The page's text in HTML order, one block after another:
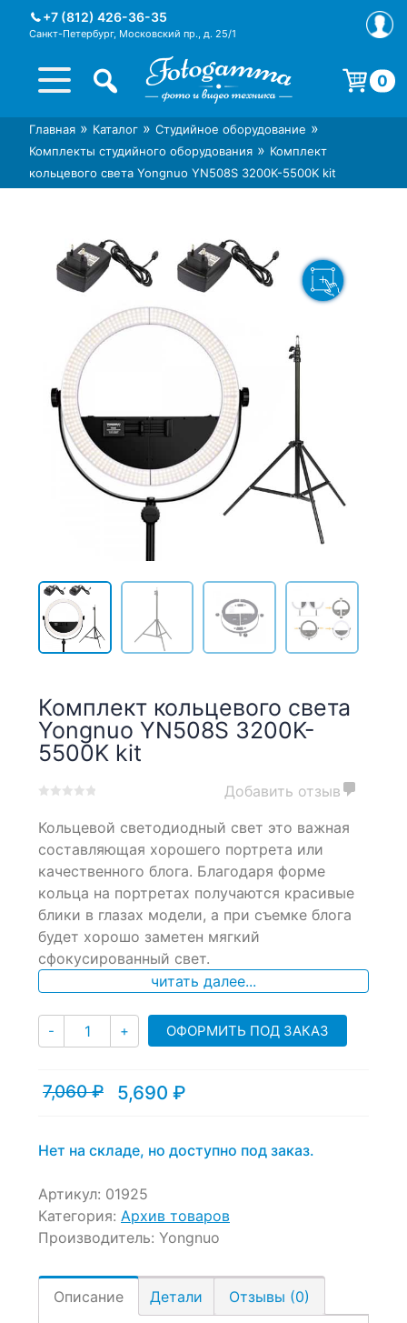
+7 (812) 426-36-35
Санкт-Петербург, Московский пр., д. 25/1
Интернет-магазин фототехники
Foto-Gamma в СПб
Магазин фотоаксессуаров foto-
gamma.ru
0
Корзина пуста.
Главная » Каталог » Студийное оборудование »
Комплекты студийного оборудования » Комплект
кольцевого света Yongnuo YN508S 3200K-5500K kit
Комплект кольцевого света
Yongnuo YN508S 3200K-
5500K kit
out
on
customer
ratings
Добавить отзыв
Кольцевой светодиодный свет это важная
составляющая хорошего портрета или
качественного блога. Благодаря форме
кольца на портретах получаются красивые
блики в глазах модели, а при съемке блога
будет хорошо заметен мягкий
сфокусированный свет.
читать далее...
- Количество
+ ОФОРМИТЬ ПОД ЗАКАЗ
7,060₽
Первоначальная
7,060 ₽.
5,690 ₽
Текущая
Нет на складе, но доступно под заказ.
Артикул: 01925
Категория: Архив товаров
Производитель: Yongnuo
Описание Детали Отзывы (0)